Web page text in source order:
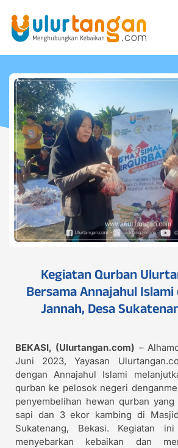
Kegiatan Qurban
Bersama Annajahul Islami
Jannah, Desa
BEKASI, (Ulurtangan.com) –
Juni 2023, Yayasan
dengan Annajahul Islami
qurban ke pelosok negeri
penyembelihan hewan qurban
sapi dan 3 ekor kambing di
Sukatenang, Bekasi. Kegiatan
menyebarkan kebaikan dan